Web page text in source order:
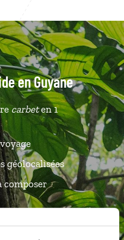
en Guyane
carbeten 1
géolocalisées
composer